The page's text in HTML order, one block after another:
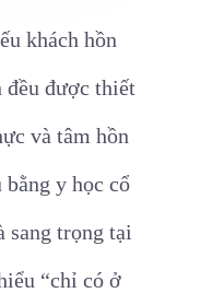
khách hồn
đều được thiết
và tâm hồn
y học cổ
sang trọng tại
“chỉ có ở